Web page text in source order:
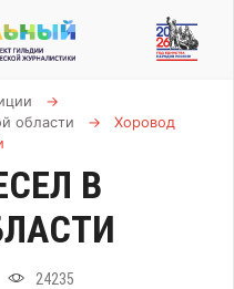
→
области
→
Хоровод
В
24235